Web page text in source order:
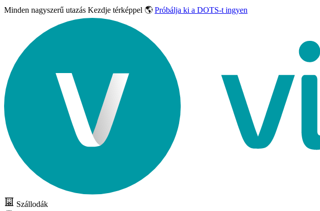
Minden nagyszerű utazás Kezdje térképpel 🌎 Próbálja ki a DOTS-t ingyen
Szállodák